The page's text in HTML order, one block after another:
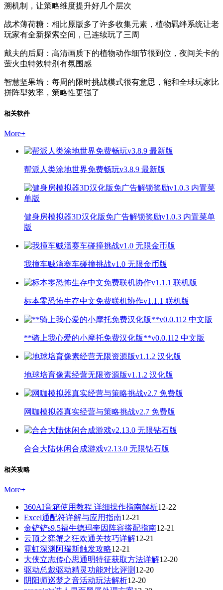
溯机制，让策略维度提升好几个层次
战术薄荷糖：相比原版多了许多收集元素，植物羁绊系统让老
玩家有全新探索空间，已连续玩了三周
戴夫的后厨：高清画质下的植物动作细节很到位，夜间关卡的
萤火虫特效特别有氛围感
智慧坚果墙：每周的限时挑战模式很有意思，能和全球玩家比
拼阵型效率，策略性更强了
相关软件
More+
帮派人类涂地世界免费畅玩v3.8.9 最新版
健身房模拟器3D汉化版免广告解锁奖励v1.0.3 内置菜单
版
我撞车贼溜赛车碰撞挑战v1.0 无限金币版
标本零恐怖生存中文免费联机协作v1.1.1 联机版
**骑上我心爱的小摩托免费汉化版**v0.0.112 中文版
地球培育像素经营无限资源版v1.1.2 汉化版
网咖模拟器真实经营与策略挑战v2.7 免费版
合合大陆休闲合成游戏v2.13.0 无限钻石版
相关攻略
More+
360AI音箱使用教程 详细操作指南解析12-22
Excel通配符详解与应用指南12-21
金铲铲s9.5福牛德玛奎因阵容搭配指南12-21
云顶之弈蟹之狂欢通关技巧详解12-21
霓虹深渊阿瑞斯触发攻略12-21
大侠立志传心思通明特征获取方法详解12-20
驱动总裁驱动精灵功能对比评测 12-20
阴阳师巡梦之音活动玩法解析12-20